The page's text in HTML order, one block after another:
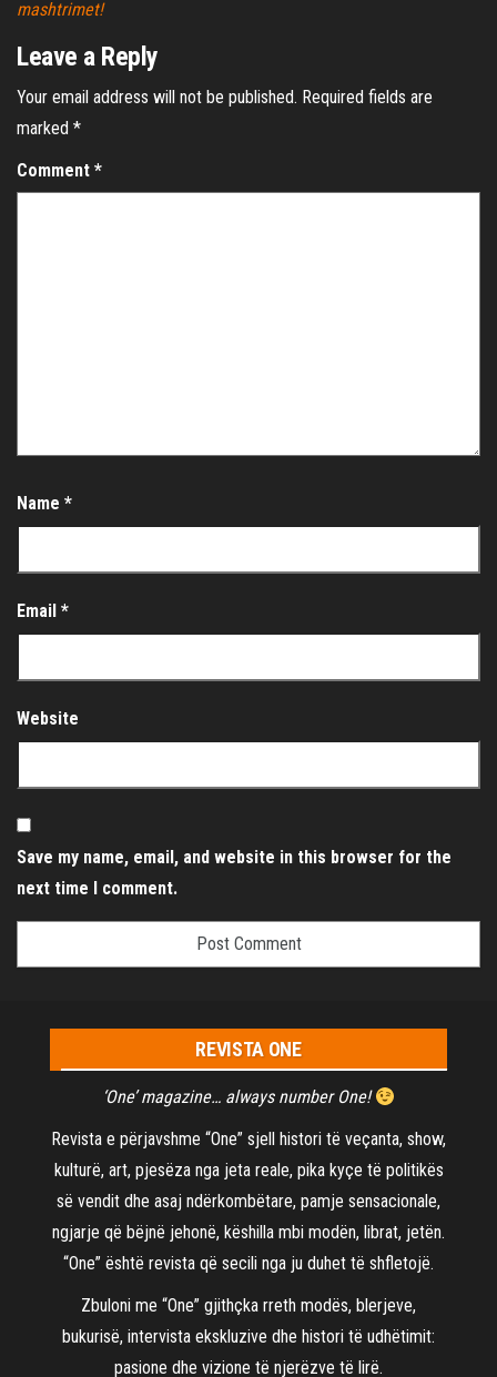
mashtrimet!
Leave a Reply
Your email address will not be published. Required fields are
marked *
Comment *
Name *
Email *
Website
Save my name, email, and website in this browser for the
next time I comment.
REVISTA ONE
‘One’ magazine… always number One!
Revista e përjavshme “One” sjell histori të veçanta, show,
kulturë, art, pjesëza nga jeta reale, pika kyçe të politikës
së vendit dhe asaj ndërkombëtare, pamje sensacionale,
ngjarje që bëjnë jehonë, këshilla mbi modën, librat, jetën.
“One” është revista që secili nga ju duhet të shfletojë.
Zbuloni me “One” gjithçka rreth modës, blerjeve,
bukurisë, intervista ekskluzive dhe histori të udhëtimit:
pasione dhe vizione të njerëzve të lirë.